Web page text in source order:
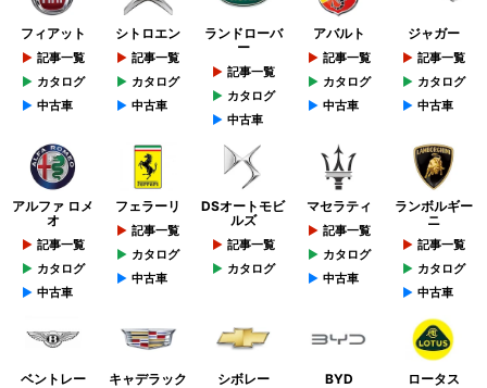
フィアット
記事一覧
カタログ
中古車
シトロエン
記事一覧
カタログ
中古車
ランドローバ
ー
記事一覧
カタログ
中古車
アバルト
記事一覧
カタログ
中古車
ジャガー
記事一覧
カタログ
中古車
アルファ ロメ
オ
記事一覧
カタログ
中古車
フェラーリ
記事一覧
カタログ
中古車
DSオートモビ
ルズ
記事一覧
カタログ
マセラティ
記事一覧
カタログ
中古車
ランボルギー
ニ
記事一覧
カタログ
中古車
ベントレー キャデラック シボレー BYD ロータス